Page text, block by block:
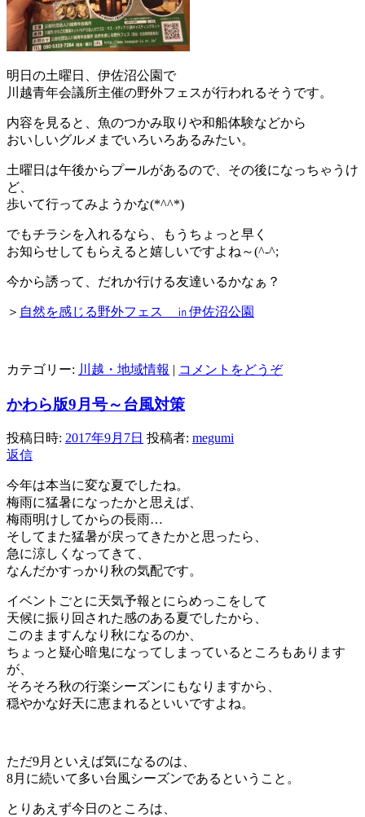
明日の土曜日、伊佐沼公園で
川越青年会議所主催の野外フェスが行われるそうです。
内容を見ると、魚のつかみ取りや和船体験などから
おいしいグルメまでいろいろあるみたい。
土曜日は午後からプールがあるので、その後になっちゃうけ
ど、
歩いて行ってみようかな(*^^*)
でもチラシを入れるなら、もうちょっと早く
お知らせしてもらえると嬉しいですよね～(^-^;
今から誘って、だれか行ける友達いるかなぁ？
＞ 自然を感じる野外フェス ㏌伊佐沼公園
カテゴリー: 川越・地域情報 | コメントをどうぞ
かわら版9月号～台風対策
投稿日時: 2017年9月7日 投稿者: megumi
返信
今年は本当に変な夏でしたね。
梅雨に猛暑になったかと思えば、
梅雨明けしてからの長雨…
そしてまた猛暑が戻ってきたかと思ったら、
急に涼しくなってきて、
なんだかすっかり秋の気配です。
イベントごとに天気予報とにらめっこをして
天候に振り回された感のある夏でしたから、
このまますんなり秋になるのか、
ちょっと疑心暗鬼になってしまっているところもあります
が、
そろそろ秋の行楽シーズンにもなりますから、
穏やかな好天に恵まれるといいですよね。
ただ9月といえば気になるのは、
8月に続いて多い台風シーズンであるということ。
とりあえず今日のところは、